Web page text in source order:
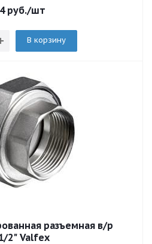
руб./шт
В корзину
разъемная в/р
2" Valfex